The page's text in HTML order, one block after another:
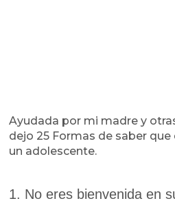
Ayudada por mi madre y
dejo 25 Formas de saber
un adolescente.
1. No eres bienvenida en